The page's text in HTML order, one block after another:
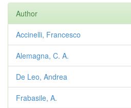
Author
Accinelli, Francesco
Alemagna, C. A.
De Leo, Andrea
Frabasile, A.